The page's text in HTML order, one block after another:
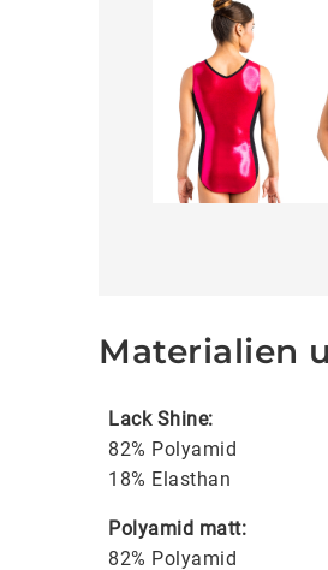
Materialien
Lack Shine:
82% Polyamid
18% Elasthan
Polyamid matt:
82% Polyamid